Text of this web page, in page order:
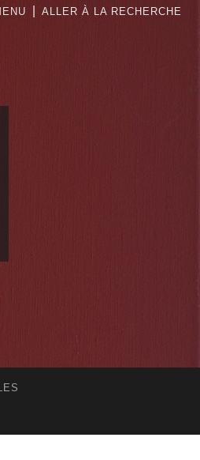
ALLER À LA RECHERCHE